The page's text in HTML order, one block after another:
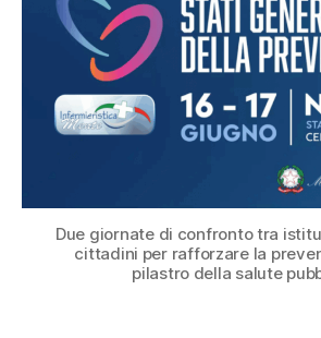
Due giornate di confronto tra
cittadini per rafforzare la
pilastro della salute